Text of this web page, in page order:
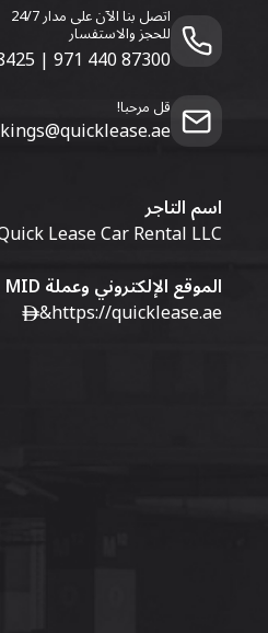
اتصل بنا الآن على مدار 24/7
للحجز والاستفسار
| 971 440 87300
قل مرحبا!
اسم التاجر
Lease Car Rental LLC
الموقع الإلكتروني وعملة MID
https://quicklease.ae
&